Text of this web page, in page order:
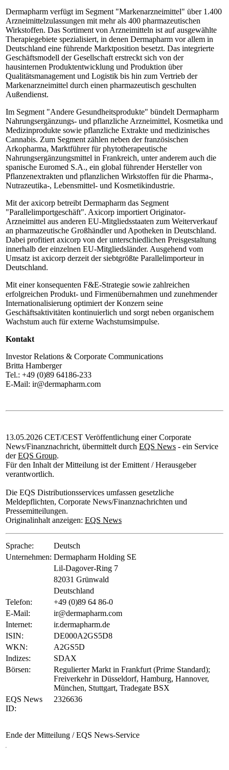
Dermapharm verfügt im Segment "Markenarzneimittel" über 1.400
Arzneimittelzulassungen mit mehr als 400 pharmazeutischen
Wirkstoffen. Das Sortiment von Arzneimitteln ist auf ausgewählte
Therapiegebiete spezialisiert, in denen Dermapharm vor allem in
Deutschland eine führende Marktposition besetzt. Das integrierte
Geschäftsmodell der Gesellschaft erstreckt sich von der
hausinternen Produktentwicklung und Produktion über
Qualitätsmanagement und Logistik bis hin zum Vertrieb der
Markenarzneimittel durch einen pharmazeutisch geschulten
Außendienst.
Im Segment "Andere Gesundheitsprodukte" bündelt Dermapharm
Nahrungsergänzungs- und pflanzliche Arzneimittel, Kosmetika und
Medizinprodukte sowie pflanzliche Extrakte und medizinisches
Cannabis. Zum Segment zählen neben der französischen
Arkopharma, Marktführer für phytotherapeutische
Nahrungsergänzungsmittel in Frankreich, unter anderem auch die
spanische Euromed S.A., ein global führender Hersteller von
Pflanzenextrakten und pflanzlichen Wirkstoffen für die Pharma-,
Nutrazeutika-, Lebensmittel- und Kosmetikindustrie.
Mit der axicorp betreibt Dermapharm das Segment
"Parallelimportgeschäft". Axicorp importiert Originator-
Arzneimittel aus anderen EU-Mitgliedsstaaten zum Weiterverkauf
an pharmazeutische Großhändler und Apotheken in Deutschland.
Dabei profitiert axicorp von der unterschiedlichen Preisgestaltung
innerhalb der einzelnen EU-Mitgliedsländer. Ausgehend vom
Umsatz ist axicorp derzeit der siebtgrößte Parallelimporteur in
Deutschland.
Mit einer konsequenten F&E-Strategie sowie zahlreichen
erfolgreichen Produkt- und Firmenübernahmen und zunehmender
Internationalisierung optimiert der Konzern seine
Geschäftsaktivitäten kontinuierlich und sorgt neben organischem
Wachstum auch für externe Wachstumsimpulse.
Kontakt
Investor Relations & Corporate Communications
Britta Hamberger
Tel.: +49 (0)89 64186-233
E-Mail: ir@dermapharm.com
13.05.2026 CET/CEST Veröffentlichung einer Corporate
News/Finanznachricht, übermittelt durch EQS News - ein Service
derEQS Group.
Für den Inhalt der Mitteilung ist der Emittent / Herausgeber
verantwortlich.
Die EQS Distributionsservices umfassen gesetzliche
Meldepflichten, Corporate News/Finanznachrichten und
Pressemitteilungen.
Originalinhalt anzeigen: EQS News
Sprache:
Deutsch
Unternehmen: Dermapharm Holding SE
Lil-Dagover-Ring 7
82031 Grünwald
Deutschland
Telefon:
+49 (0)89 64 86-0
E-Mail:
ir@dermapharm.com
Internet:
ir.dermapharm.de
ISIN:
DE000A2GS5D8
WKN:
A2GS5D
Indizes:
SDAX
Börsen:
Regulierter Markt in Frankfurt (Prime Standard);
Freiverkehr in Düsseldorf, Hamburg, Hannover,
München, Stuttgart, Tradegate BSX
EQS News
ID:
2326636
Ende der Mitteilung / EQS News-Service